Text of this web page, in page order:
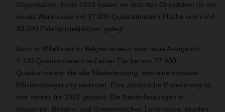
Organisation. Ende 2019 haben wir dort den Grundstein für ein
neues Warehouse mit 17.000 Quadratmetern Fläche und rund
30.000 Palettenstellplätzen gelegt.
Auch in Willebroek in Belgien ersetzt eine neue Anlage mit
9.100 Quadratmetern auf einer Fläche von 37.800
Quadratmetern die alte Niederlassung, was eine massive
Effizienzsteigerung bedeutet. Eine zusätzliche Erweiterung ist
hier bereits für 2021 geplant. Die Niederlassungen in
Mouscron, Belgien, und Grevenmacher, Luxemburg, wurden